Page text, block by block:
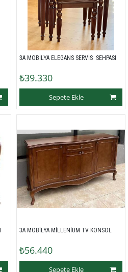
3A MOBİLYA ELEGANS SERVİS  SEHPASI
₺39.330
Sepete Ekle
3A MOBİLYA MİLLENİUM TV KONSOL
₺56.440
Sepete Ekle